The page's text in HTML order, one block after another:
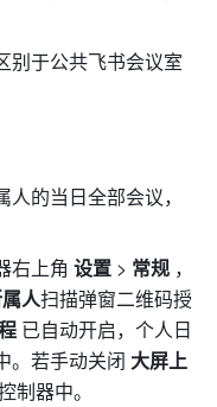
别于公共飞书会议室
的当日全部会议，
右上角 设置 > 常规 ，
人扫描弹窗二维码授
已自动开启，个人日
。若手动关闭 大屏上
制器中。